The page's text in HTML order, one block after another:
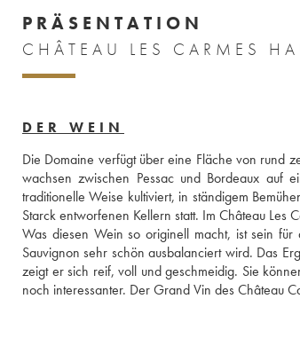
PRÄSENTATION
CHÂTEAU LES CARMES
DER WEIN
Die Domaine verfügt über eine Fläche von rund
wachsen zwischen Pessac und Bordeaux auf
traditionelle Weise kultiviert, in ständigem
Starck entworfenen Kellern statt. Im Château
Was diesen Wein so originell macht, ist sein
Sauvignon sehr schön ausbalanciert wird. Das
zeigt er sich reif, voll und geschmeidig. Sie
noch interessanter. Der Grand Vin des Château